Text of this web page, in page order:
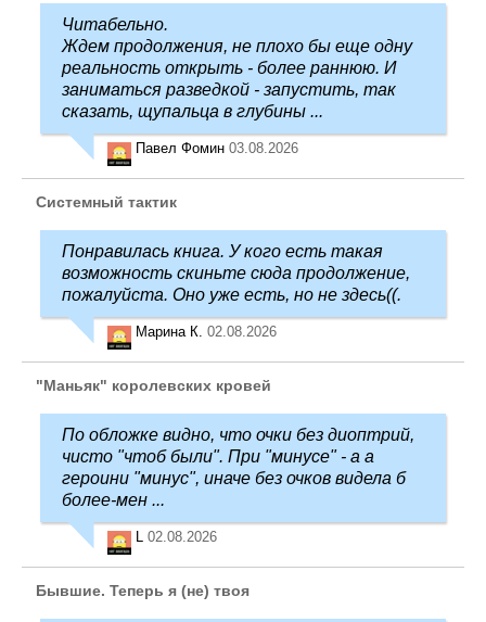
Читабельно.
Ждем продолжения, не плохо бы еще одну
реальность открыть - более раннюю. И
заниматься разведкой - запустить, так
сказать, щупальца в глубины ...
Павел Фомин 03.08.2026
Системный тактик
Понравилась книга. У кого есть такая
возможность скиньте сюда продолжение,
пожалуйста. Оно уже есть, но не здесь((.
Марина К. 02.08.2026
"Маньяк" королевских кровей
По обложке видно, что очки без диоптрий,
чисто "чтоб были". При "минусе" - а а
героини "минус", иначе без очков видела б
более-мен ...
L 02.08.2026
Бывшие. Теперь я (не) твоя